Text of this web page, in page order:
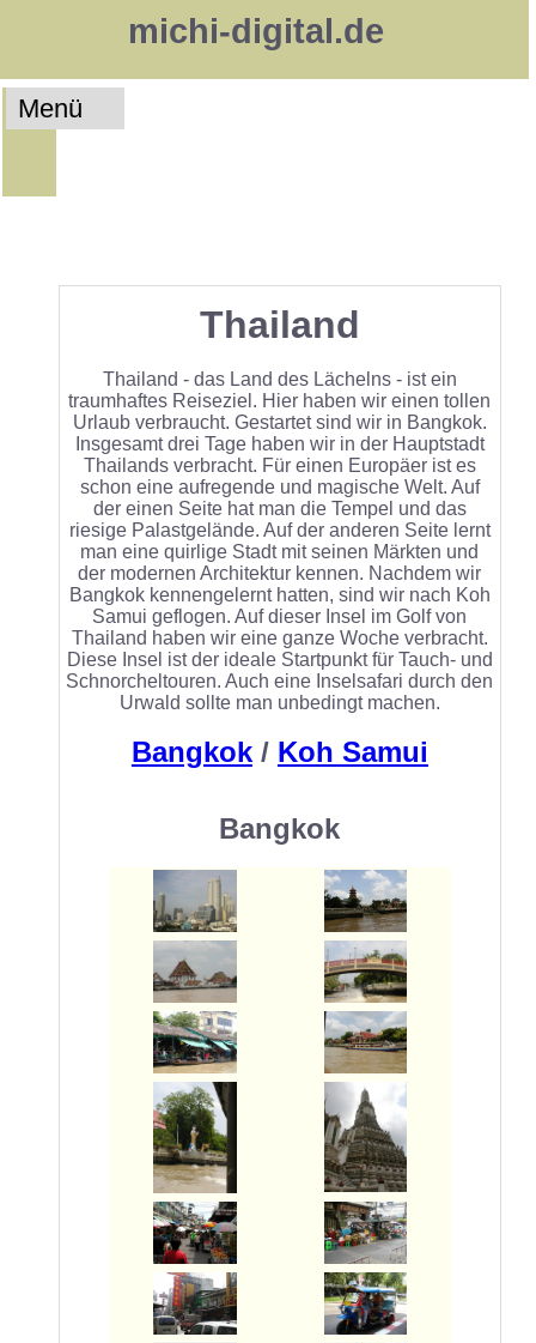
michi-digital.de
Menü
Thailand
Thailand - das Land des Lächelns - ist ein
traumhaftes Reiseziel. Hier haben wir einen tollen
Urlaub verbraucht. Gestartet sind wir in Bangkok.
Insgesamt drei Tage haben wir in der Hauptstadt
Thailands verbracht. Für einen Europäer ist es
schon eine aufregende und magische Welt. Auf
der einen Seite hat man die Tempel und das
riesige Palastgelände. Auf der anderen Seite lernt
man eine quirlige Stadt mit seinen Märkten und
der modernen Architektur kennen. Nachdem wir
Bangkok kennengelernt hatten, sind wir nach Koh
Samui geflogen. Auf dieser Insel im Golf von
Thailand haben wir eine ganze Woche verbracht.
Diese Insel ist der ideale Startpunkt für Tauch- und
Schnorcheltouren. Auch eine Inselsafari durch den
Urwald sollte man unbedingt machen.
Bangkok/ Koh Samui
Bangkok